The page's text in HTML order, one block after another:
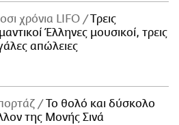
χρόνια LIFO
Tρεις
Έλληνες μουσικοί, τρεις
απώλειες
Το θολό και δύσκολο
της Μονής Σινά